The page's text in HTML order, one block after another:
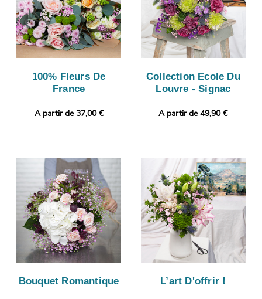
100% Fleurs De
France
A partir de 37,00 €
Collection Ecole Du
Louvre - Signac
A partir de 49,90 €
Bouquet Romantique L’art D'offrir !